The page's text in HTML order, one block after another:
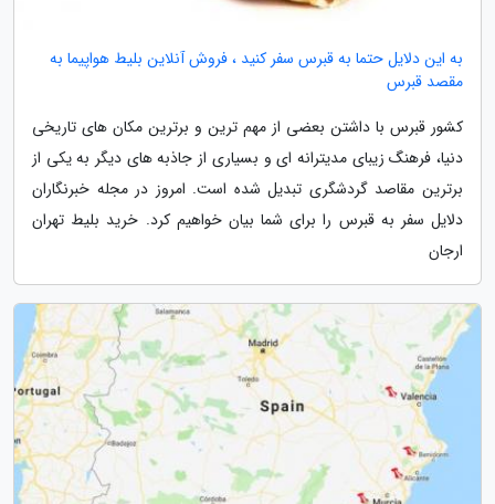
به این دلایل حتما به قبرس سفر کنید ، فروش آنلاین بلیط هواپیما به
مقصد قبرس
کشور قبرس با داشتن بعضی از مهم ترین و برترین مکان های تاریخی
دنیا، فرهنگ زیبای مدیترانه ای و بسیاری از جاذبه های دیگر به یکی از
برترین مقاصد گردشگری تبدیل شده است. امروز در مجله خبرنگاران
دلایل سفر به قبرس را برای شما بیان خواهیم کرد. خرید بلیط تهران
ارجان